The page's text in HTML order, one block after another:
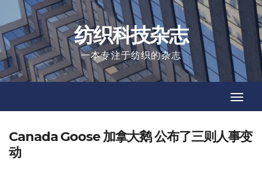
to
content
纺织科技杂志
一本专注于纺织的杂志
Canada Goose 加拿大鹅 公布了三则人事变
动